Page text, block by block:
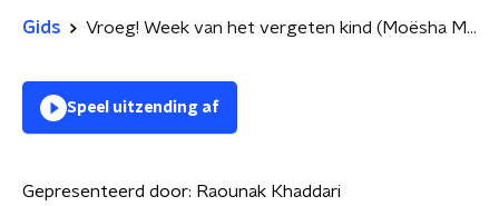
Gids Vroeg! Week van het vergeten kind (Moësha Maddi & Nicoline den Ouden)
Speel uitzending af
Gepresenteerd door: Raounak Khaddari